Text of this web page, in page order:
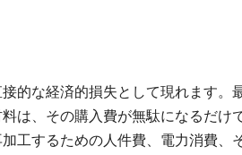
的な経済的損失として現れます。
は、その購入費が無駄になるだけ
工するための人件費、電力消費、